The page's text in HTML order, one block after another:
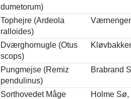
dumetorum)
Tophejre (Ardeola
ralloides)
Dværghornugle (Otus
scops)
Pungmejse (Remiz
pendulinus)
Brabrand
Sorthovedet Måge
Holme Sø,